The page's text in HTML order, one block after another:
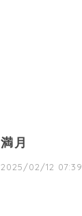
満月
2025/02/12 07:39